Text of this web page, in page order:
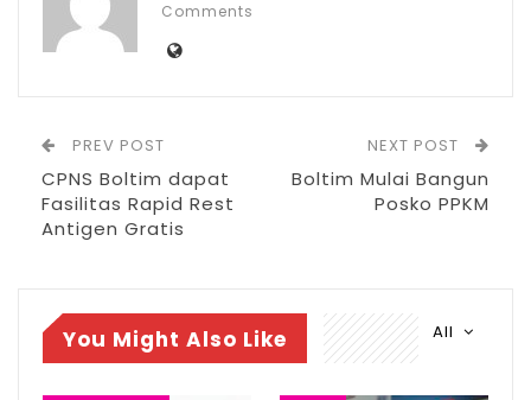
RELATED POSTS
Agu 4, 2026
DPRD Gelar Paripurna HUT ke-18
Kabupaten Bolsel
Jul 21, 2026
Comments
PREV POST
CPNS Boltim dapat
Fasilitas Rapid Rest
Antigen Gratis
NEXT POST
Boltim Mulai Bangun
Posko PPKM
All
You Might Also Like